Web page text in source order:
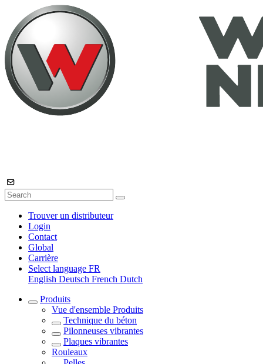
Trouver un distributeur
Login
Contact
Global
Carrière
Select language FR
English Deutsch French Dutch
Produits
Vue d'ensemble Produits
Technique du béton
Pilonneuses vibrantes
Plaques vibrantes
Rouleaux